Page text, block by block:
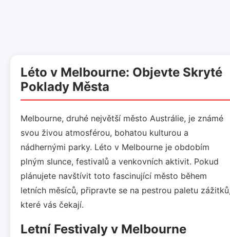
Léto v Melbourne: Objevte Skryté
Poklady Města
Melbourne, druhé největší město Austrálie, je známé
svou živou atmosférou, bohatou kulturou a
nádhernými parky. Léto v Melbourne je obdobím
plným slunce, festivalů a venkovních aktivit. Pokud
plánujete navštívit toto fascinující město během
letních měsíců, připravte se na pestrou paletu
které vás čekají.
Letní Festivaly v Melbourne